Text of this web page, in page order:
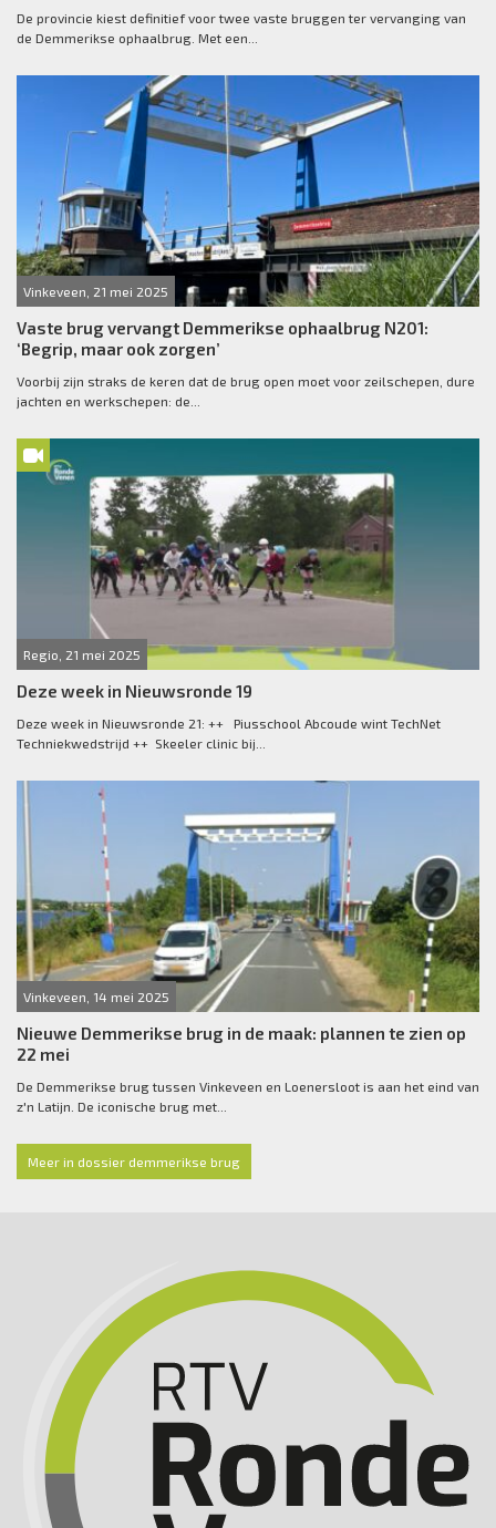
De provincie kiest definitief voor twee vaste bruggen ter vervanging van
de Demmerikse ophaalbrug. Met een...
Vinkeveen, 21 mei 2025
Vaste brug vervangt Demmerikse ophaalbrug N201:
‘Begrip, maar ook zorgen’
Voorbij zijn straks de keren dat de brug open moet voor zeilschepen, dure
jachten en werkschepen: de...
Regio, 21 mei 2025
Deze week in Nieuwsronde 19
Deze week in Nieuwsronde 21: ++ Piusschool Abcoude wint TechNet
Techniekwedstrijd ++ Skeeler clinic bij...
Vinkeveen, 14 mei 2025
Nieuwe Demmerikse brug in de maak: plannen te zien op
22 mei
De Demmerikse brug tussen Vinkeveen en Loenersloot is aan het eind van
z'n Latijn. De iconische brug met...
Meer in dossier demmerikse brug